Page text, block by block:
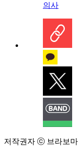
의사
저작권자 ⓒ 브라보